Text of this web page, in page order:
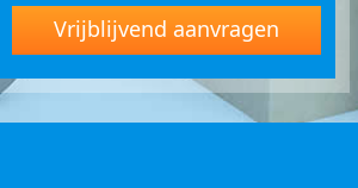
Vrijblijvend aanvragen